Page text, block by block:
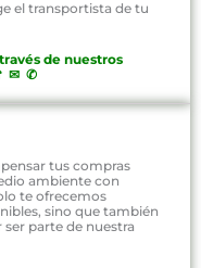
el transportista de tu
de nuestros
✉ ✆
tus compras
ambiente con
te ofrecemos
sino que también
parte de nuestra